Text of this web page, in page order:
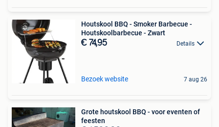
Houtskool BBQ - Smoker Barbecue -
Houtskoolbarbecue - Zwart
€ 74,95 Details
Bezoek website 7 aug 26
Grote houtskool BBQ - voor eventen of
feesten